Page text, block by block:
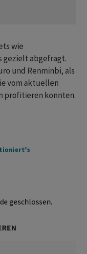
wie
gezielt abgefragt.
und Renminbi, als
vom aktuellen
profitieren könnten.
geschlossen.